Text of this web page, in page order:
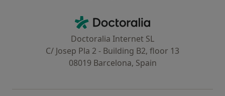
Doctoralia - Página de inicio
Doctoralia Internet SL
C/ Josep Pla 2 - Building B2, floor 13
08019 Barcelona, Spain